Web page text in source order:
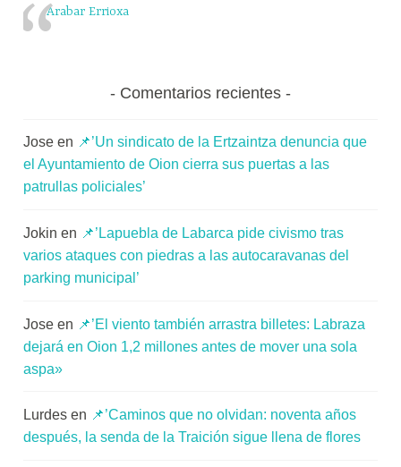
Arabar Errioxa
Comentarios recientes
Jose en 📌’Un sindicato de la Ertzaintza denuncia que
el Ayuntamiento de Oion cierra sus puertas a las
patrullas policiales’
Jokin en 📌’Lapuebla de Labarca pide civismo tras
varios ataques con piedras a las autocaravanas del
parking municipal’
Jose en 📌’El viento también arrastra billetes: Labraza
dejará en Oion 1,2 millones antes de mover una sola
aspa»
Lurdes en 📌’Caminos que no olvidan: noventa años
después, la senda de la Traición sigue llena de flores